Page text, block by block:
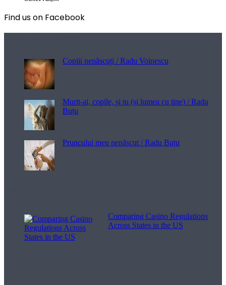
Find us on Facebook
Copiii nenăscuți / Radu Voinescu
Murit-ai, copile, și tu (și lumea cu tine) / Radu
Buțu
Pruncului meu nenăscut / Radu Buțu
Comparing Casino Regulations
Across States in the US